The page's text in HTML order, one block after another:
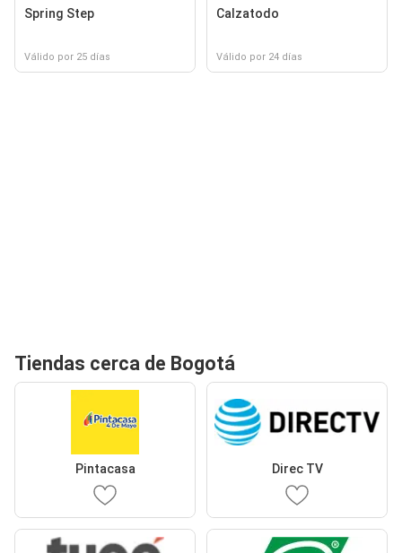
Spring Step
Válido por 25 días
Calzatodo
Válido por 24 días
Tiendas cerca de Bogotá
Pintacasa Direc TV